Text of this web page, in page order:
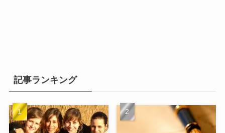
記事ランキング